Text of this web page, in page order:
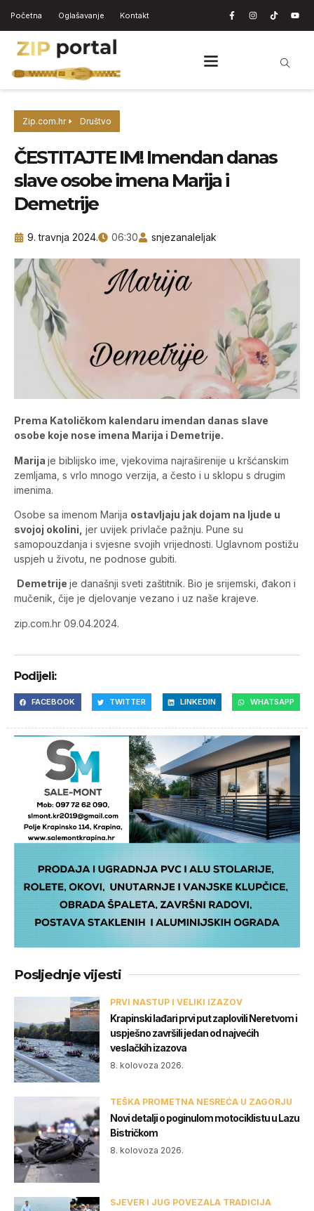
Početna Oglašavanje Kontakt
Zip.com.hr Društvo
ČESTITAJTE IM! Imendan danas
slave osobe imena Marija i
Demetrije
9. travnja 2024. 06:30 snjezanaleljak
Prema Katoličkom kalendaru imendan danas slave
osobe koje nose imena Marija i Demetrije.
Marija je biblijsko ime, vjekovima najraširenije u kršćanskim
zemljama, s vrlo mnogo verzija, a često i u sklopu s drugim
imenima.
Osobe sa imenom Marija ostavljaju jak dojam na ljude u
svojoj okolini, jer uvijek privlače pažnju. Pune su
samopouzdanja i svjesne svojih vrijednosti. Uglavnom postižu
uspjeh u životu, ne podnose gubiti.
Demetrije je današnji sveti zaštitnik. Bio je srijemski, đakon i
mučenik, čije je djelovanje vezano i uz naše krajeve.
zip.com.hr 09.04.2024.
Podijeli:
FACEBOOK TWITTER LINKEDIN WHATSAPP
Posljednje vijesti
PRVI NASTUP I VELIKI IZAZOV
Krapinski lađari prvi put zaplovili Neretvom i
uspješno završili jedan od najvećih
veslačkih izazova
8. kolovoza 2026.
TEŠKA PROMETNA NESREĆA U ZAGORJU
Novi detalji o poginulom motociklistu u Lazu
Bistričkom
8. kolovoza 2026.
SJEVER I JUG POVEZALA TRADICIJA